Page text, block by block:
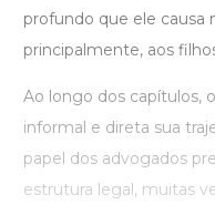
profundo que ele causa
principalmente, aos
Ao longo dos capítulos,
informal e direta sua
papel dos advogados
estrutura legal, muitas